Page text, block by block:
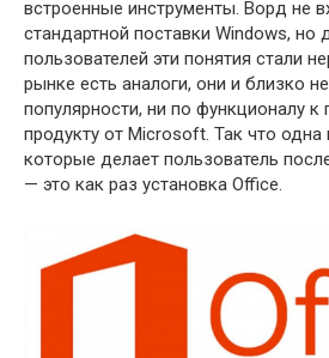
встроенные инструменты. Ворд не
стандартной поставки Windows, но
пользователей эти понятия стали
рынке есть аналоги, они и близко
популярности, ни по функционалу к
продукту от Microsoft. Так что
которые делает пользователь
— это как раз установка Office.